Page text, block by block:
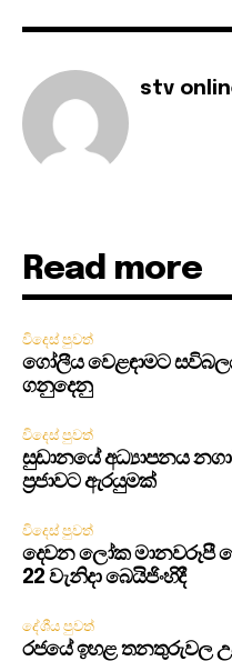
stv
Read more
විදෙස් පුවත්
ගෝලීය වෙළඳාමට
ගනුදෙනු
විදෙස් පුවත්
සුඩානයේ අධ්‍යාපනය
ප්‍රජාවට ඇරයුමක්
විදෙස් පුවත්
දෙවන ලෝක මානවරූපී
22 වැනිදා බෙයිජිංහිදී
දේශීය පුවත්
රජයේ ඉහළ තනතුරුවල